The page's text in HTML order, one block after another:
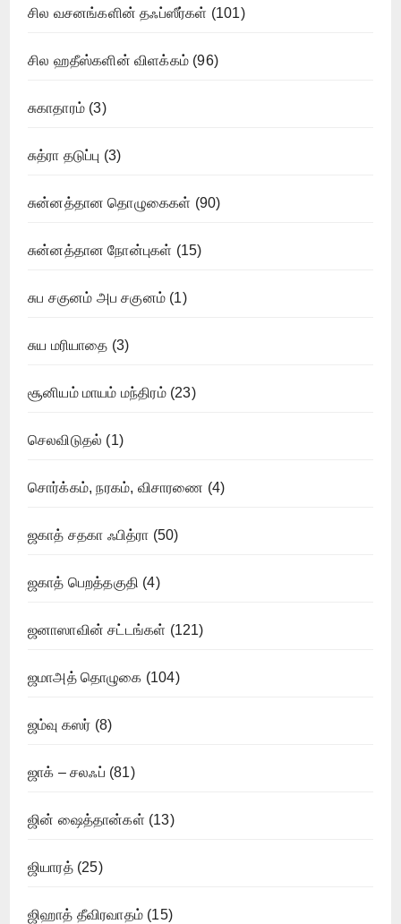
சில வசனங்களின் தஃப்ஸீர்கள் (101)
சில ஹதீஸ்களின் விளக்கம் (96)
சுகாதாரம் (3)
சுத்ரா தடுப்பு (3)
சுன்னத்தான தொழுகைகள் (90)
சுன்னத்தான நோன்புகள் (15)
சுப சகுனம் அப சகுனம் (1)
சுய மரியாதை (3)
சூனியம் மாயம் மந்திரம்(23)
செலவிடுதல் (1)
சொர்க்கம், நரகம், விசாரணை (4)
ஜகாத் சதகா ஃபித்ரா (50)
ஜகாத் பெறத்தகுதி (4)
ஜனாஸாவின் சட்டங்கள் (121)
ஜமாஅத் தொழுகை (104)
ஜம்வு கஸர் (8)
ஜாக் – சலஃப் (81)
ஜின் ஷைத்தான்கள் (13)
ஜியாரத்(25)
ஜிஹாத் தீவிரவாதம் (15)